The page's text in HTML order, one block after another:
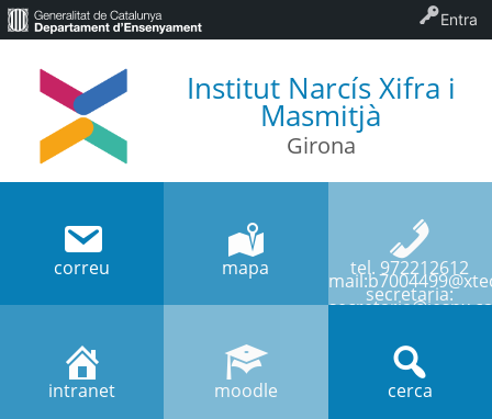
Institut Narcís Xifra i
Masmitjà
Girona
correu mapa tel. 972212612
secretaria:
intranet moodle cerca
Entra